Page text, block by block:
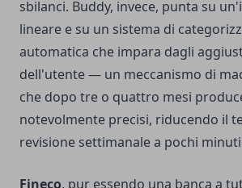
sbilanci. Buddy, invece, punta su
lineare e su un sistema di
automatica che impara dagli
dell'utente — un meccanismo di
che dopo tre o quattro mesi
notevolmente precisi, riducendo il
revisione settimanale a pochi
Fineco, pur essendo una banca a